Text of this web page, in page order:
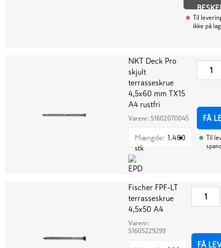
Til
ikke på
NKT Deck Pro
skjult
terrasseskrue
4,5x60 mm TX15
A4 rustfri
Varenr: 51602070045
Mængde: 1.400
stk
FÅ
Til
Fischer FPF-LT
terrasseskrue
4,5x50 A4
Varenr:
51605229299
FÅ